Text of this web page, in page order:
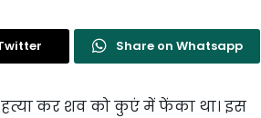
Share on Whatsapp
कर शव को कुएं में फेंका था। इस